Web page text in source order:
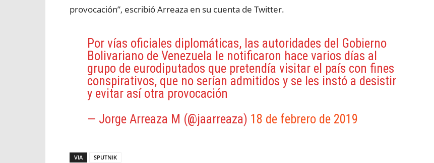
provocación”, escribió Arreaza en su cuenta de Twitter.
Por vías oficiales diplomáticas, las autoridades del Gobierno
Bolivariano de Venezuela le notificaron hace varios días al
grupo de eurodiputados que pretendía visitar el país con fines
conspirativos, que no serían admitidos y se les instó a desistir
y evitar así otra provocación
— Jorge Arreaza M (@jaarreaza) 18 de febrero de 2019
VIA SPUTNIK